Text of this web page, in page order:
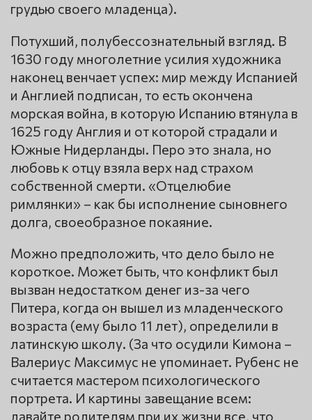
грудью своего младенца).
Потухший, полубессознательный взгляд. В
1630 году многолетние усилия художника
наконец венчает успех: мир между Испанией
и Англией подписан, то есть окончена
морская война, в которую Испанию втянула в
1625 году Англия и от которой страдали и
Южные Нидерланды. Перо это знала, но
любовь к отцу взяла верх над страхом
собственной смерти. «Отцелюбие
римлянки» – как бы исполнение сыновнего
долга, своеобразное покаяние.
Можно предположить, что дело было не
короткое. Может быть, что конфликт был
вызван недостатком денег из-за чего
Питера, когда он вышел из младенческого
возраста (ему было 11 лет), определили в
латинскую школу. (За что осудили Кимона –
Валериус Максимус не упоминает. Рубенс не
считается мастером психологического
портрета. И картины завещание всем:
давайте родителям при их жизни все, что